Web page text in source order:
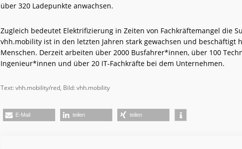
über 320 Ladepunkte anwachsen.
Zugleich bedeutet Elektrifizierung in Zeiten von Fachkräftemangel die
vhh.mobility ist in den letzten Jahren stark gewachsen und beschäftigt
Menschen. Derzeit arbeiten über 2000 Busfahrer*innen, über 100
Ingenieur*innen und über 20 IT-Fachkräfte bei dem Unternehmen.
Text: vhh.mobility/red, Bild: vhh.mobility
E-Mail teilen teilen